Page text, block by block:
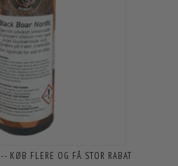
KØB FLERE OG FÅ STOR RABAT